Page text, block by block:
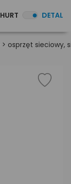
HURT DETAL
> osprzęt sieciowy,